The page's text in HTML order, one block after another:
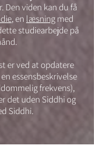
Den viden kan du få
, en læsning med
studiearbejde på
er ved at opdatere
essensbeskrivelse
frekvens),
det uden Siddhi og
Siddhi.